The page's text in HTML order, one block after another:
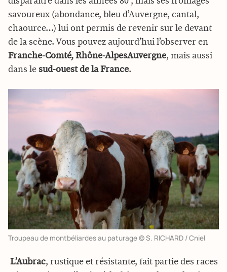
savoureux (abondance, bleu d’Auvergne, cantal,
chaource…) lui ont permis de revenir sur le devant
de la scène. Vous pouvez aujourd’hui l’observer en
Franche-Comté, Rhône-AlpesAuvergne, mais aussi
dans le sud-ouest de la France.
Troupeau de montbéliardes au paturage © S. RICHARD / Cniel
 L’Aubrac, rustique et résistante, fait partie des races